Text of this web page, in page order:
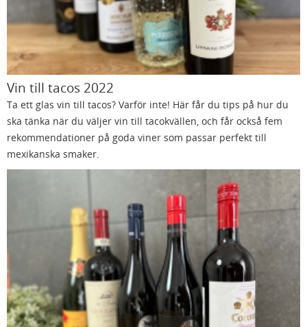
Vin till tacos 2022
Ta ett glas vin till tacos? Varför inte! Här får du tips på hur du
ska tänka när du väljer vin till tacokvällen, och får också fem
rekommendationer på goda viner som passar perfekt till
mexikanska smaker.